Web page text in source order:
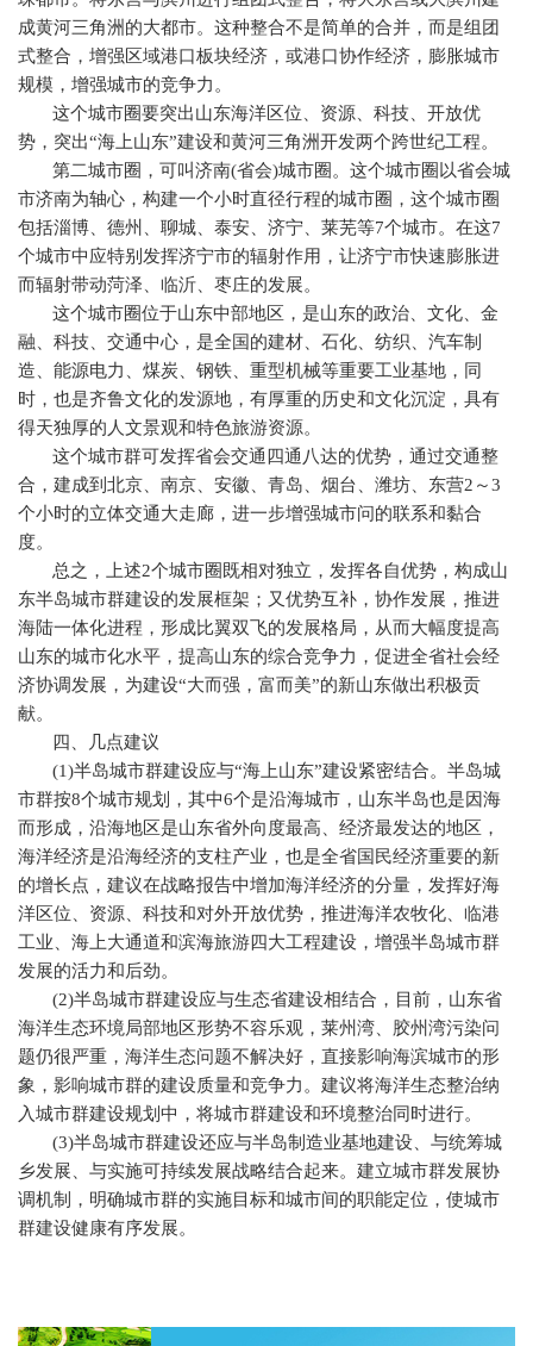
成黄河三角洲的大都市。这种整合不是简单的合并，而是组团
式整合，增强区域港口板块经济，或港口协作经济，膨胀城市
规模，增强城市的竞争力。
这个城市圈要突出山东海洋区位、资源、科技、开放优
势，突出“海上山东”建设和黄河三角洲开发两个跨世纪工程。
第二城市圈，可叫济南(省会)城市圈。这个城市圈以省会城
市济南为轴心，构建一个小时直径行程的城市圈，这个城市圈
包括淄博、德州、聊城、泰安、济宁、莱芜等7个城市。在这7
个城市中应特别发挥济宁市的辐射作用，让济宁市快速膨胀进
而辐射带动菏泽、临沂、枣庄的发展。
这个城市圈位于山东中部地区，是山东的政治、文化、金
融、科技、交通中心，是全国的建材、石化、纺织、汽车制
造、能源电力、煤炭、钢铁、重型机械等重要工业基地，同
时，也是齐鲁文化的发源地，有厚重的历史和文化沉淀，具有
得天独厚的人文景观和特色旅游资源。
这个城市群可发挥省会交通四通八达的优势，通过交通整
合，建成到北京、南京、安徽、青岛、烟台、潍坊、东营2 ～3
个小时的立体交通大走廊，进一步增强城市问的联系和黏合
度。
总之，上述2个城市圈既相对独立，发挥各自优势，构成山
东半岛城市群建设的发展框架；又优势互补，协作发展，推进
海陆一体化进程，形成比翼双飞的发展格局，从而大幅度提高
山东的城市化水平，提高山东的综合竞争力，促进全省社会经
济协调发展，为建设“大而强，富而美”的新山东做出积极贡
献。
四、几点建议
(1)半岛城市群建设应与“海上山东”建设紧密结合。半岛城
市群按8个城市规划，其中6个是沿海城市，山东半岛也是因海
而形成，沿海地区是山东省外向度最高、经济最发达的地区，
海洋经济是沿海经济的支柱产业，也是全省国民经济重要的新
的增长点，建议在战略报告中增加海洋经济的分量，发挥好海
洋区位、资源、科技和对外开放优势，推进海洋农牧化、临港
工业、海上大通道和滨海旅游四大工程建设，增强半岛城市群
发展的活力和后劲。
(2)半岛城市群建设应与生态省建设相结合，目前，山东省
海洋生态环境局部地区形势不容乐观，莱州湾、胶州湾污染问
题仍很严重，海洋生态问题不解决好，直接影响海滨城市的形
象，影响城市群的建设质量和竞争力。建议将海洋生态整治纳
入城市群建设规划中，将城市群建设和环境整治同时进行。
(3)半岛城市群建设还应与半岛制造业基地建设、与统筹城
乡发展、与实施可持续发展战略结合起来。建立城市群发展协
调机制，明确城市群的实施目标和城市间的职能定位，使城市
群建设健康有序发展。